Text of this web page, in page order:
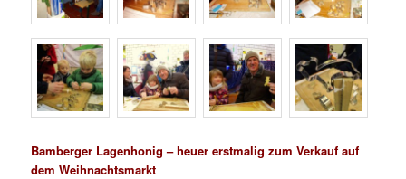
Bamberger Lagenhonig – heuer erstmalig zum Verkauf auf
dem Weihnachtsmarkt